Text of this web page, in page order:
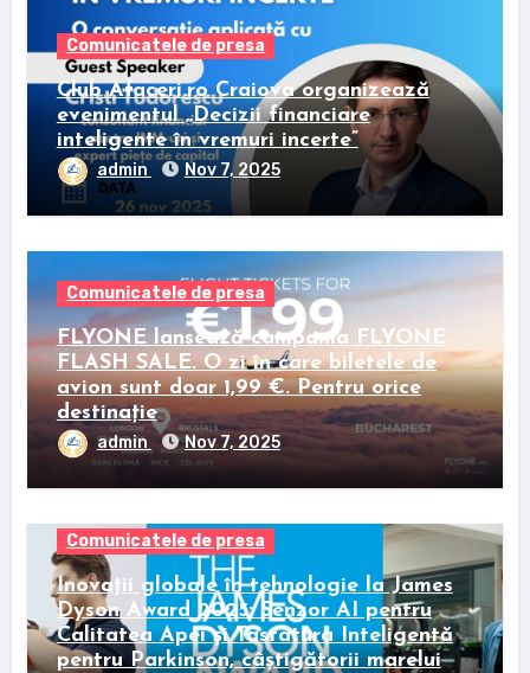
Comunicatele de presa
Club Afaceri.ro Craiova organizează
evenimentul „Decizii financiare
inteligente în vremuri incerte”
admin Nov 7, 2025
Comunicatele de presa
FLYONE lansează campania FLYONE
FLASH SALE. O zi în care biletele de
avion sunt doar 1,99 €. Pentru orice
destinație
admin Nov 7, 2025
Comunicatele de presa
Inovații globale în tehnologie la James
Dyson Award 2025: Senzor AI pentru
Calitatea Apei și Tastatura Inteligentă
pentru Parkinson, câștigătorii marelui